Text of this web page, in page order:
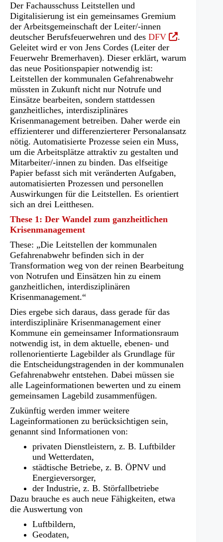
Der Fachausschuss Leitstellen und
Digitalisierung ist ein gemeinsames Gremium
der Arbeitsgemeinschaft der Leiter/-innen
deutscher Berufsfeuerwehren und des DFV(Öffnet
in
einem
Tab)
.
Geleitet wird er von Jens Cordes (Leiter der
Feuerwehr Bremerhaven). Dieser erklärt, warum
das neue Positionspapier notwendig ist:
Leitstellen der kommunalen Gefahrenabwehr
müssten in Zukunft nicht nur Notrufe und
Einsätze bearbeiten, sondern stattdessen
ganzheitliches, interdisziplinäres
Krisenmanagement betreiben. Daher werde ein
effizienterer und differenzierterer Personalansatz
nötig. Automatisierte Prozesse seien ein Muss,
um die Arbeitsplätze attraktiv zu gestalten und
Mitarbeiter/-innen zu binden. Das elfseitige
Papier befasst sich mit veränderten Aufgaben,
automatisierten Prozessen und personellen
Auswirkungen für die Leitstellen. Es orientiert
sich an drei Leitthesen.
These 1: Der Wandel zum ganzheitlichen
Krisenmanagement
These: „Die Leitstellen der kommunalen
Gefahrenabwehr befinden sich in der
Transformation weg von der reinen Bearbeitung
von Notrufen und Einsätzen hin zu einem
ganzheitlichen, interdisziplinären
Krisenmanagement.“
Dies ergebe sich daraus, dass gerade für das
interdisziplinäre Krisenmanagement einer
Kommune ein gemeinsamer Informationsraum
notwendig ist, in dem aktuelle, ebenen- und
rollenorientierte Lagebilder als Grundlage für
die Entscheidungstragenden in der kommunalen
Gefahrenabwehr entstehen. Dabei müssen sie
alle Lageinformationen bewerten und zu einem
gemeinsamen Lagebild zusammenfügen.
Zukünftig werden immer weitere
Lageinformationen zu berücksichtigen sein,
genannt sind Informationen von:
privaten Dienstleistern, z. B. Luftbilder
und Wetterdaten,
städtische Betriebe, z. B. ÖPNV und
Energieversorger,
der Industrie, z. B. Störfallbetriebe
Dazu brauche es auch neue Fähigkeiten, etwa
die Auswertung von
Luftbildern,
Geodaten,